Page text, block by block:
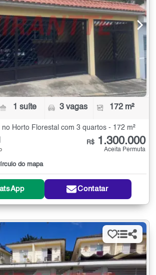
1 suíte 3 vagas 172 m²
Horto Florestal com 3 quartos - 172 m²
do mapa
R$ 1.300.000
Aceita Permuta
Contatar